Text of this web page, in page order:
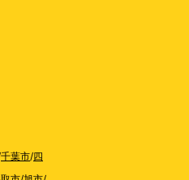
千葉市/四